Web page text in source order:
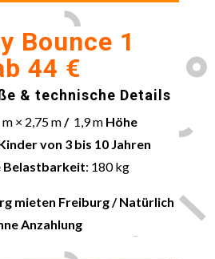
Bounce 1
44 €
& technische Details
× 2,75 m / 1,9 m Höhe
von 3 bis 10 Jahren
Belastbarkeit: 180 kg
mieten Freiburg / Natürlich
Anzahlung